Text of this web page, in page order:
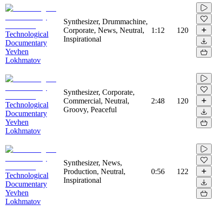
Technological
Documentary
Yevhen
Lokhmatov
Synthesizer, Drummachine,
Corporate, News, Neutral,
Inspirational
1:12 120
Technological
Documentary
Yevhen
Lokhmatov
Synthesizer, Corporate,
Commercial, Neutral,
Groovy, Peaceful
2:48 120
Technological
Documentary
Yevhen
Lokhmatov
Synthesizer, News,
Production, Neutral,
Inspirational
0:56 122